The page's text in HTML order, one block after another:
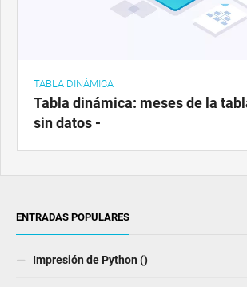
TABLA DINÁMICA
Tabla dinámica: meses de la
sin datos -
ENTRADAS POPULARES
Impresión de Python ()